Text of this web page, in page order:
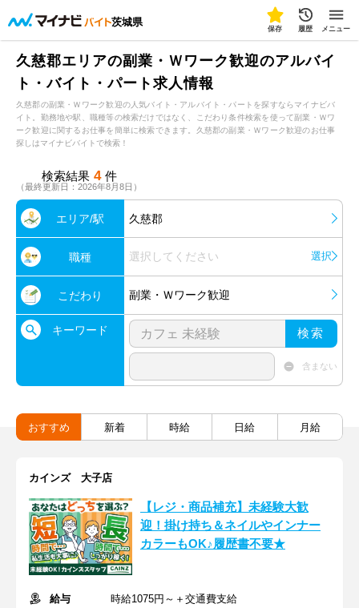
茨城県
保存 履歴 メニュー
久慈郡エリアの副業・Ｗワーク歓迎のアルバイ
ト・バイト・パート求人情報
久慈郡の副業・Ｗワーク歓迎の人気バイト・アルバイト・パートを探すならマイナビバ
イト。勤務地や駅、職種等の検索だけではなく、こだわり条件検索を使って副業・Ｗワ
ーク歓迎に関するお仕事を簡単に検索できます。久慈郡の副業・Ｗワーク歓迎のお仕事
探しはマイナビバイトで検索！
検索結果 4 件
（最終更新日：2026年8月8日）
エリア/駅 久慈郡
職種 選択してください 選択
こだわり 副業・Ｗワーク歓迎
キーワード 検索
含まない
おすすめ 新着 時給 日給 月給
カインズ 大子店
【レジ・商品補充】未経験大歓
迎！掛け持ち＆ネイルやインナー
カラーもOK♪履歴書不要★
給与
時給1075円～＋交通費支給